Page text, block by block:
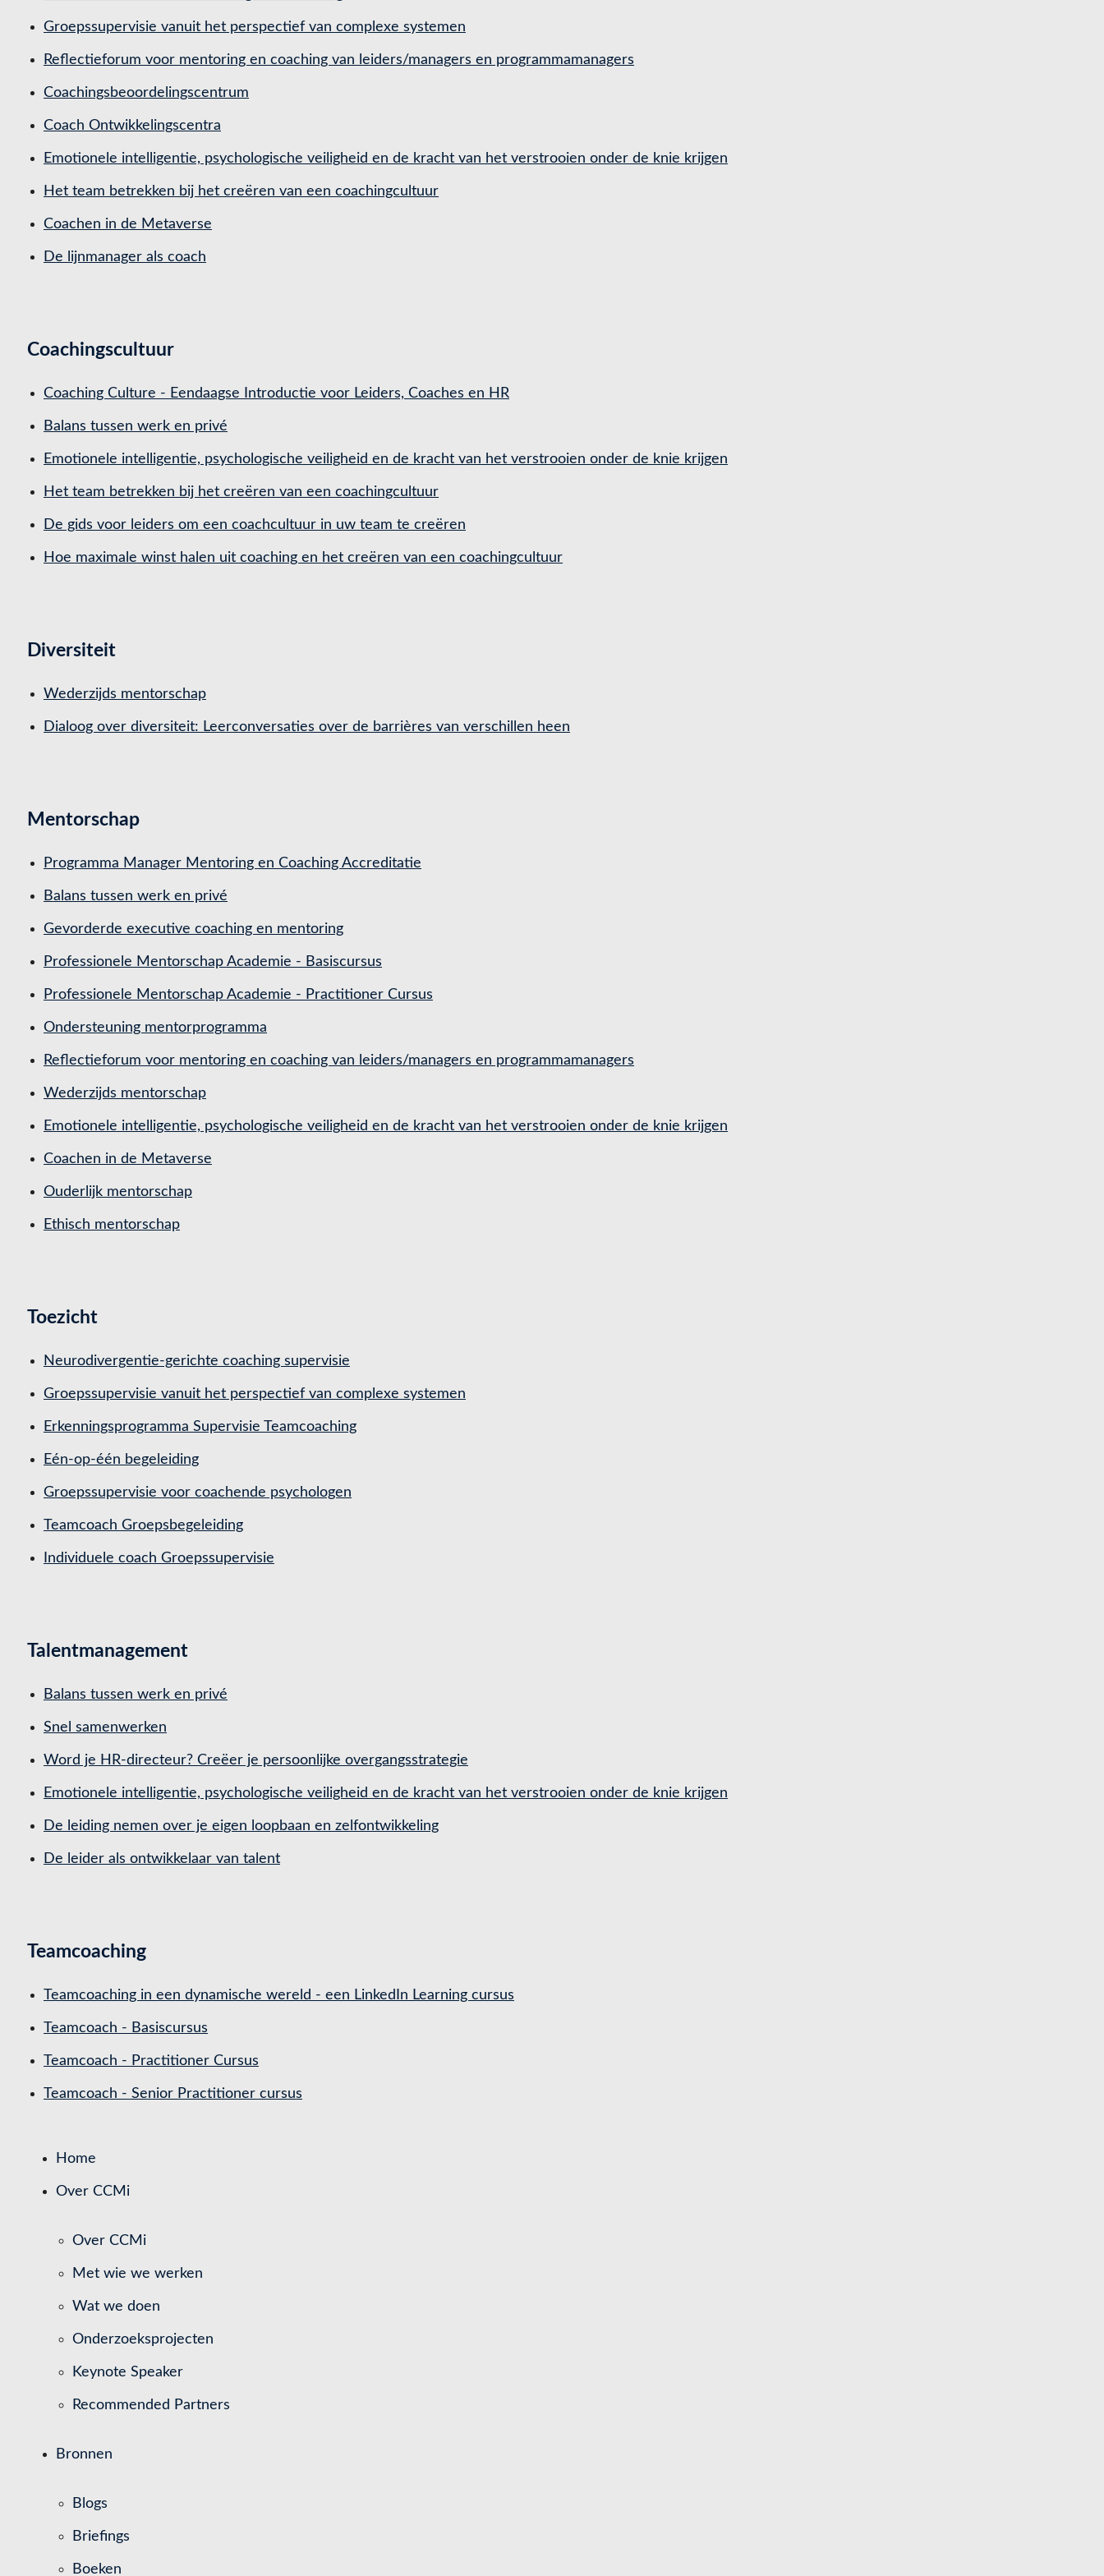
Groepssupervisie vanuit het perspectief van complexe systemen
Reflectieforum voor mentoring en coaching van leiders/managers en programmamanagers
Coachingsbeoordelingscentrum
Coach Ontwikkelingscentra
Emotionele intelligentie, psychologische veiligheid en de kracht van het verstrooien onder de knie krijgen
Het team betrekken bij het creëren van een coachingcultuur
Coachen in de Metaverse
De lijnmanager als coach
Coachingscultuur
Coaching Culture - Eendaagse Introductie voor Leiders, Coaches en HR
Balans tussen werk en privé
Emotionele intelligentie, psychologische veiligheid en de kracht van het verstrooien onder de knie krijgen
Het team betrekken bij het creëren van een coachingcultuur
De gids voor leiders om een coachcultuur in uw team te creëren
Hoe maximale winst halen uit coaching en het creëren van een coachingcultuur
Diversiteit
Wederzijds mentorschap
Dialoog over diversiteit: Leerconversaties over de barrières van verschillen heen
Mentorschap
Programma Manager Mentoring en Coaching Accreditatie
Balans tussen werk en privé
Gevorderde executive coaching en mentoring
Professionele Mentorschap Academie - Basiscursus
Professionele Mentorschap Academie - Practitioner Cursus
Ondersteuning mentorprogramma
Reflectieforum voor mentoring en coaching van leiders/managers en programmamanagers
Wederzijds mentorschap
Emotionele intelligentie, psychologische veiligheid en de kracht van het verstrooien onder de knie krijgen
Coachen in de Metaverse
Ouderlijk mentorschap
Ethisch mentorschap
Toezicht
Neurodivergentie-gerichte coaching supervisie
Groepssupervisie vanuit het perspectief van complexe systemen
Erkenningsprogramma Supervisie Teamcoaching
Eén-op-één begeleiding
Groepssupervisie voor coachende psychologen
Teamcoach Groepsbegeleiding
Individuele coach Groepssupervisie
Talentmanagement
Balans tussen werk en privé
Snel samenwerken
Word je HR-directeur? Creëer je persoonlijke overgangsstrategie
Emotionele intelligentie, psychologische veiligheid en de kracht van het verstrooien onder de knie krijgen
De leiding nemen over je eigen loopbaan en zelfontwikkeling
De leider als ontwikkelaar van talent
Teamcoaching
Teamcoaching in een dynamische wereld - een LinkedIn Learning cursus
Teamcoach - Basiscursus
Teamcoach - Practitioner Cursus
Teamcoach - Senior Practitioner cursus
Home
Over CCMi
Over CCMi
Met wie we werken
Wat we doen
Onderzoeksprojecten
Keynote Speaker
Recommended Partners
Bronnen
Blogs
Briefings
Boeken